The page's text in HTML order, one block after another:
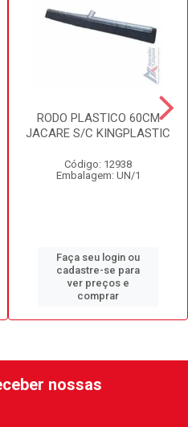
RODO PLASTICO 60CM
JACARE S/C KINGPLASTIC
Código: 12938
Embalagem: UN/1
Faça seu login ou
cadastre-se para
ver preços e
comprar
nossas